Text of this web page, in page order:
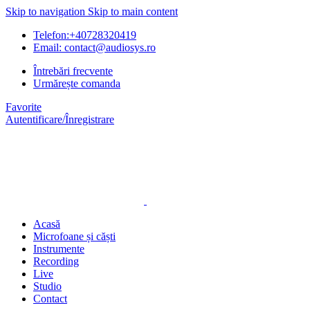
Skip to navigation Skip to main content
Telefon:+40728320419
Email: contact@audiosys.ro
Întrebări frecvente
Urmărește comanda
Favorite
Autentificare/Înregistrare
Acasă
Microfoane și căști
Instrumente
Recording
Live
Studio
Contact